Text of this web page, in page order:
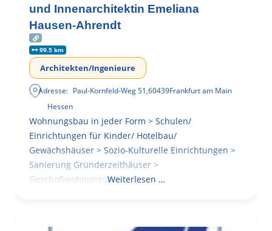
und Innenarchitektin Emeliana
Hausen-Ahrendt
99.5 km
Architekten/Ingenieure
Adresse: Paul-Kornfeld-Weg 51,60439Frankfurt am Main
Hessen
Wohnungsbau in jeder Form > Schulen/
Einrichtungen für Kinder/ Hotelbau/
Gewächshäuser > Sozio-Kulturelle Einrichtungen >
Sanierung Gründerzeithäuser >
GeschoßwohnungsbauWeiterlesen …